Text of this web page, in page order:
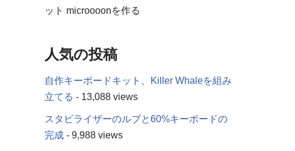
ット microooonを作る
人気の投稿
自作キーボードキット、Killer Whaleを組み
立てる - 13,088 views
スタビライザーのルブと60%キーボードの
完成- 9,988 views